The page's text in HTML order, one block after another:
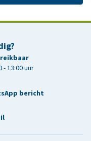
- 13:00 uur
bericht